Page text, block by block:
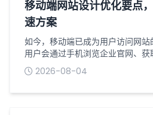
移动端网站设计优化要点
速方案
如今，移动端已成为用户访问网
用户会通过手机浏览企业官网、获
的移动端网站存在排版混乱、加载
导致访客流失率居高不下。做好移
2026-08-04